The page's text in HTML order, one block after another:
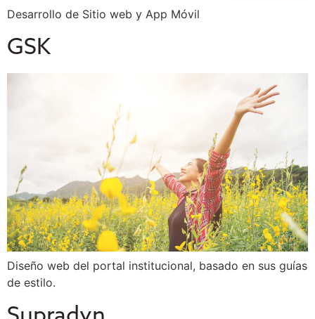
Desarrollo de Sitio web y App Móvil
GSK
Diseño web del portal institucional, basado en sus guías
de estilo.